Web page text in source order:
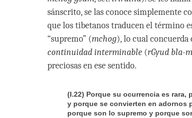
sánscrito, se las conoce simplemente
que los tibetanos traducen el término
“supremo” (mchog), lo cual
continuidad interminable (rGyud bla-
preciosas en ese sentido.
(I.22) Porque su ocurrencia es
y porque se convierten en adornos
porque son lo supremo y porque